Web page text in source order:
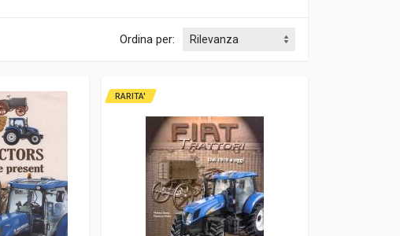
Ordina per:
RARITA'